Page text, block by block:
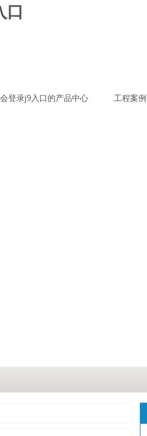
口
登录j9入口的产品中心 工程案例